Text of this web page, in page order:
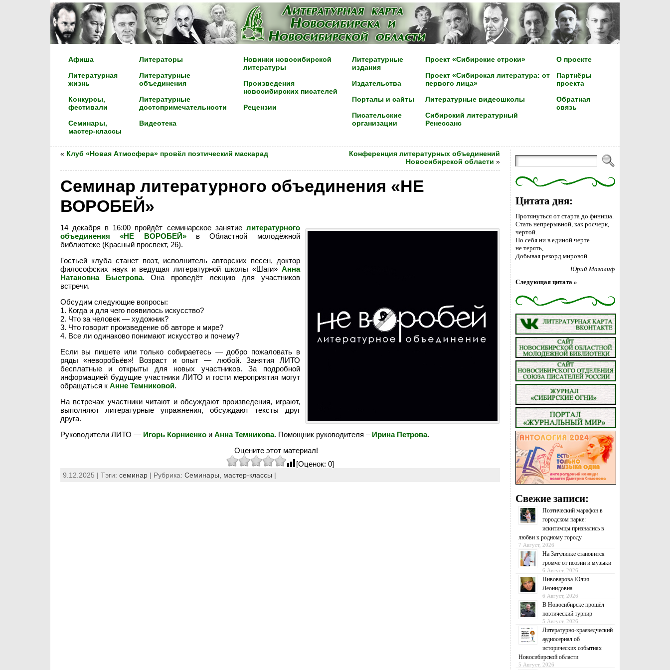
Афиша
Литературная
жизнь
Конкурсы,
фестивали
Семинары,
мастер-классы
Литераторы
Литературные
объединения
Литературные
достопримечательности
Видеотека
Новинки новосибирской
литературы
Произведения
новосибирских писателей
Рецензии
Литературные
издания
Издательства
Порталы и сайты
Писательские
организации
Проект «Сибирские строки»
Проект «Сибирская литература: от
первого лица»
Литературные видеошколы
Сибирский литературный
Ренессанс
О проекте
Партнёры
проекта
Обратная
связь
« Клуб «Новая Атмосфера» провёл поэтический маскарад
Конференция литературных объединений
Новосибирской области »
Cеминар литературного объединения «НЕ
ВОРОБЕЙ»
14 декабря в 16:00 пройдёт семинарское занятие литературного
объединения «НЕ ВОРОБЕЙ»в Областной молодёжной
библиотеке (Красный проспект, 26).
Гостьей клуба станет поэт, исполнитель авторских песен, доктор
философских наук и ведущая литературной школы «Шаги» Анна
Натановна Быстрова. Она проведёт лекцию для участников
встречи.
Обсудим следующие вопросы:
1. Когда и для чего появилось искусство?
2. Что за человек — художник?
3. Что говорит произведение об авторе и мире?
4. Все ли одинаково понимают искусство и почему?
Если вы пишете или только собираетесь — добро пожаловать в
ряды «неворобьёв»! Возраст и опыт — любой. Занятия ЛИТО
бесплатные и открыты для новых участников. За подробной
информацией будущие участники ЛИТО и гости мероприятия могут
обращаться к Анне Темниковой.
На встречах участники читают и обсуждают произведения, играют,
выполняют литературные упражнения, обсуждают тексты друг
друга.
Руководители ЛИТО — Игорь Корниенкои Анна Темникова. Помощник руководителя – Ирина Петрова.
Оцените этот материал!
[Оценок: 0]
9.12.2025 | Тэги: семинар| Рубрика: Семинары, мастер-классы |
Цитата дня:
Протянуться от старта до финиша.
Стать непрерывной, как росчерк,
чертой.
Но себя ни в единой черте
не терять,
Добывая рекорд мировой.
Юрий Магалиф
Следующая цитата »
Свежие записи:
Поэтический марафон в
городском парке:
искитимцы признались в
любви к родному городу
7 Август, 2026
На Затулинке становится
громче от поэзии и музыки
6 Август, 2026
Пивоварова Юлия
Леонидовна
6 Август, 2026
В Новосибирске прошёл
поэтический турнир
5 Август, 2026
Литературно-краеведческий
аудиосериал об
исторических событиях
Новосибирской области
5 Август, 2026